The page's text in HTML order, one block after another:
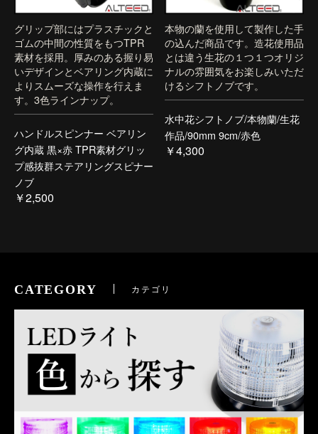
グリップ部にはプラスチックと
ゴムの中間の性質をもつTPR
素材を採用。厚みのある握り易
いデザインとベアリング内蔵に
よりスムーズな操作を行えま
す。3色ラインナップ。
ハンドルスピンナー ベアリン
グ内蔵 黒×赤 TPR素材グリッ
プ感抜群ステアリングスピナー
ノブ
￥2,500
本物の蘭を使用して製作した手
の込んだ商品です。造花使用品
とは違う生花の１つ１つオリジ
ナルの雰囲気をお楽しみいただ
けるシフトノブです。
水中花シフトノブ/本物蘭/生花
作品/90mm 9cm/赤色
￥4,300
CATEGORY カテゴリ